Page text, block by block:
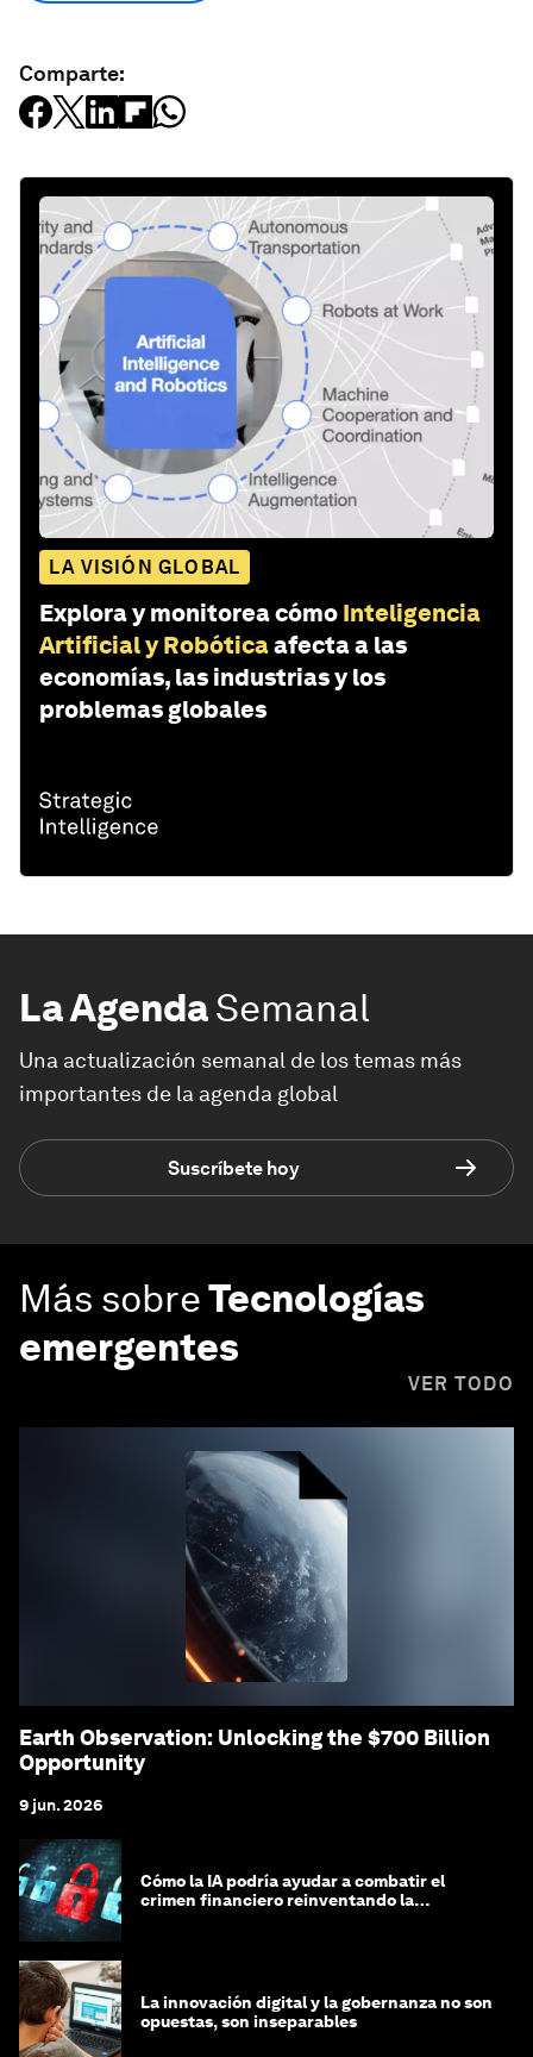
Comparte:
LA VISIÓN GLOBAL
Explora y monitorea cómo Inteligencia
Artificial y Robóticaafecta a las
economías, las industrias y los
problemas globales
La AgendaSemanal
Una actualización semanal de los temas más
importantes de la agenda global
Suscríbete hoy
Más sobreTecnologías
emergentes
VER TODO
Earth Observation: Unlocking the $700 Billion
Opportunity
9 jun. 2026
Cómo la IA podría ayudar a combatir el
crimen financiero reinventando la
La innovación digital y la gobernanza no son
opuestas, son inseparables